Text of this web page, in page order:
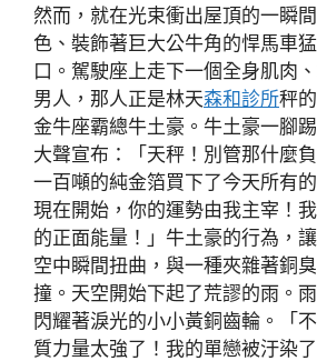
然而，就在光束衝出屋頂的一瞬
色、裝飾著巨大公牛角的悍馬車
口。駕駛座上走下一個全身肌肉
男人，那人正是林天森和診所秤
金牛座霸總牛土豪。牛土豪一腳
大聲宣布：「天秤！別管那什麼
一百噸的純金箔買下了今天所有
現在開始，你的運勢由我主宰！
的正面能量！」牛土豪的行為，
空中瞬間扭曲，與一種夾雜著銅
撞。天空開始下起了荒謬的雨。
閃耀著淚光的小小黃銅齒輪。「
質力量太強了！我的單戀被汙染